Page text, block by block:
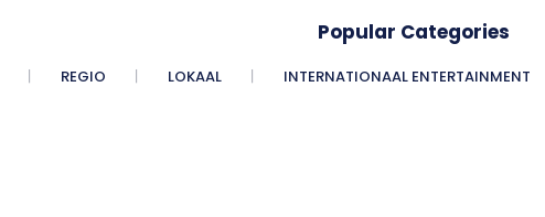
Popular Categories
REGIO LOKAAL INTERNATIONAAL ENTERTAINMENT